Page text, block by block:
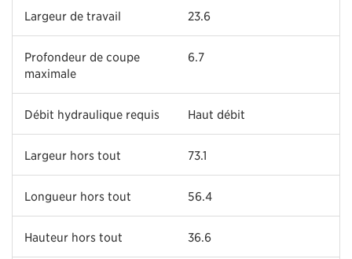
Largeur de travail 23.6
Profondeur de coupe
maximale
6.7
Débit hydraulique requis Haut débit
Largeur hors tout 73.1
Longueur hors tout 56.4
Hauteur hors tout 36.6